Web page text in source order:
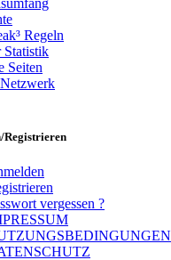
Regeln
Statistik
Seiten
Registrieren
vergessen ?